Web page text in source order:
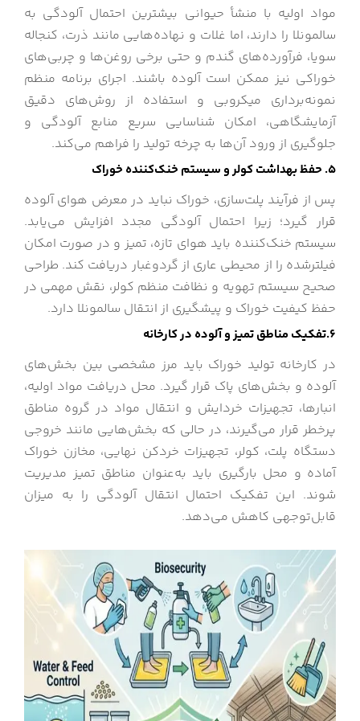
مواد اولیه با منشأ حیوانی بیشترین احتمال آلودگی به
سالمونلا را دارند، اما غلات و نهاده‌هایی مانند ذرت، کنجاله
سویا، فرآورده‌های گندم و حتی برخی روغن‌ها و چربی‌های
خوراکی نیز ممکن است آلوده باشند. اجرای برنامه منظم
نمونه‌برداری میکروبی و استفاده از روش‌های دقیق
آزمایشگاهی، امکان شناسایی سریع منابع آلودگی و
جلوگیری از ورود آن‌ها به چرخه تولید را فراهم می‌کند.
5. حفظ بهداشت کولر و سیستم خنک‌کننده خوراک
پس از فرآیند پلت‌سازی، خوراک نباید در معرض هوای آلوده
قرار گیرد؛ زیرا احتمال آلودگی مجدد افزایش می‌یابد.
سیستم خنک‌کننده باید هوای تازه، تمیز و در صورت امکان
فیلترشده را از محیطی عاری از گردوغبار دریافت کند. طراحی
صحیح سیستم تهویه و نظافت منظم کولر، نقش مهمی در
حفظ کیفیت خوراک و پیشگیری از انتقال سالمونلا دارد.
6.تفکیک مناطق تمیز و آلوده در کارخانه
در کارخانه تولید خوراک باید مرز مشخصی بین بخش‌های
آلوده و بخش‌های پاک قرار گیرد. محل دریافت مواد اولیه،
انبارها، تجهیزات خردایش و انتقال مواد در گروه مناطق
پرخطر قرار می‌گیرند، در حالی که بخش‌هایی مانند خروجی
دستگاه پلت، کولر، تجهیزات خردکن نهایی، مخازن خوراک
آماده و محل بارگیری باید به‌عنوان مناطق تمیز مدیریت
شوند. این تفکیک احتمال انتقال آلودگی را به میزان
قابل‌توجهی کاهش می‌دهد.